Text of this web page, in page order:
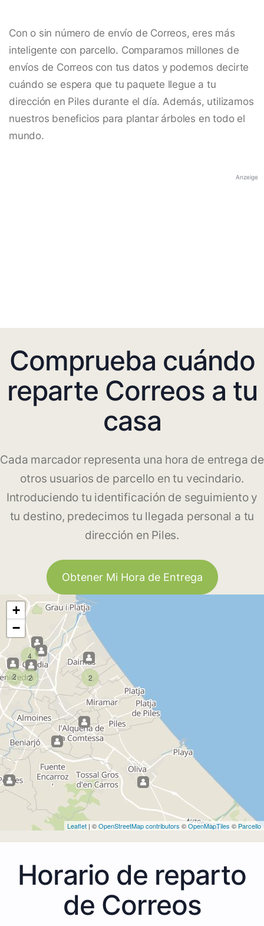
Con o sin número de envío de Correos, eres más
inteligente con parcello. Comparamos millones de
envíos de Correos con tus datos y podemos decirte
cuándo se espera que tu paquete llegue a tu
dirección en Piles durante el día. Además, utilizamos
nuestros beneficios para plantar árboles en todo el
mundo.
Anzeige
Comprueba cuándo
reparte Correos a tu
casa
Cada marcador representa una hora de entrega de
otros usuarios de parcello en tu vecindario.
Introduciendo tu identificación de seguimiento y
tu destino, predecimos tu llegada personal a tu
dirección en Piles.
Obtener Mi Hora de Entrega
2
2
2
4
+
−
Leaflet | ©OpenStreetMap contributors ©OpenMapTiles © Parcello
Horario de reparto
de Correos